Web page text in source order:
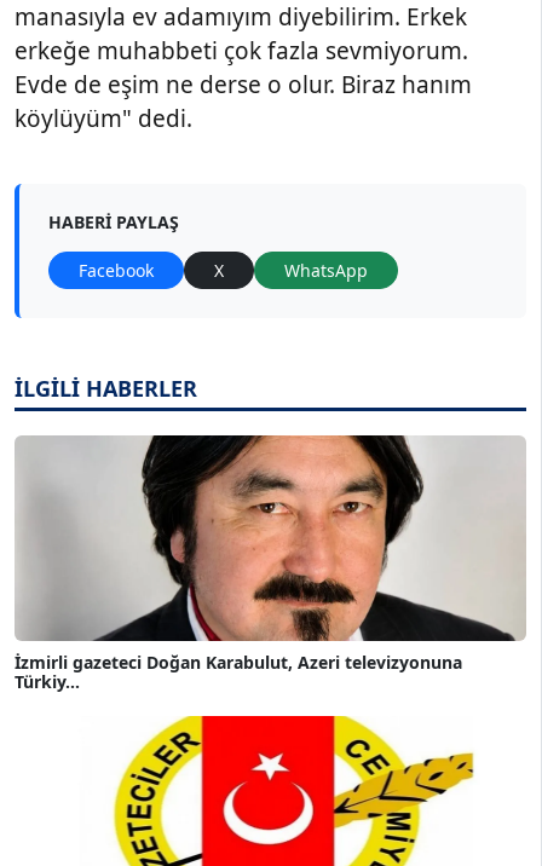
manasıyla ev adamıyım diyebilirim. Erkek
erkeğe muhabbeti çok fazla sevmiyorum.
Evde de eşim ne derse o olur. Biraz hanım
köylüyüm" dedi.
HABERI PAYLAŞ
Facebook X WhatsApp
İLGİLİ HABERLER
İzmirli gazeteci Doğan Karabulut, Azeri televizyonuna
Türkiy...